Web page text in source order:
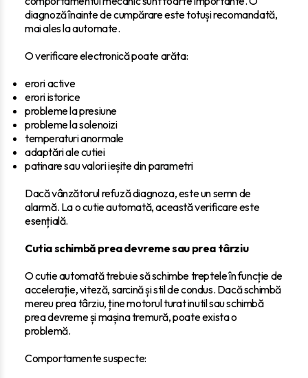
diagnoză înainte de cumpărare este totuși recomandată,
mai ales la automate.
O verificare electronică poate arăta:
erori active
erori istorice
probleme la presiune
probleme la solenoizi
temperaturi anormale
adaptări ale cutiei
patinare sau valori ieșite din parametri
Dacă vânzătorul refuză diagnoza, este un semn de
alarmă. La o cutie automată, această verificare este
esențială.
Cutia schimbă prea devreme sau prea târziu
O cutie automată trebuie să schimbe treptele în funcție de
accelerație, viteză, sarcină și stil de condus. Dacă schimbă
mereu prea târziu, ține motorul turat inutil sau schimbă
prea devreme și mașina tremură, poate exista o
problemă.
Comportamente suspecte: